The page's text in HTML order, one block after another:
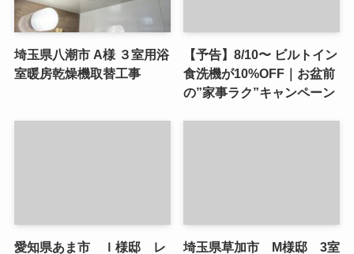
埼玉県八潮市 A様 ３室用浴
室暖房乾燥機取替工事
【予告】8/10〜 ビルトイン
食洗機が10%OFF｜お盆前
の”家事ラク”キャンペーン
愛知県あま市 Ｉ様邸 レ
埼玉県草加市 M様邸 3室